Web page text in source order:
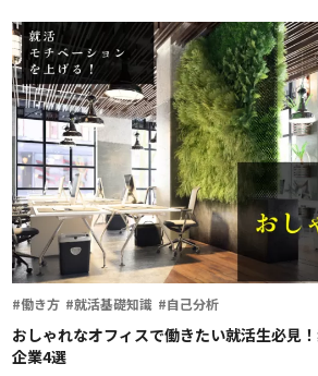
#働き方 #就活基礎知識 #自己分析
おしゃれなオフィスで働きたい就活生必見
企業4選